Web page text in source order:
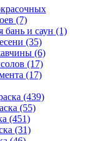
(7)
бань и саун (1)
(35)
(6)
(17)
(17)
(439)
(55)
(451)
(31)